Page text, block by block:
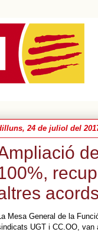
24 de juliol del
Mesa General de la
UGT i CC.OO, van